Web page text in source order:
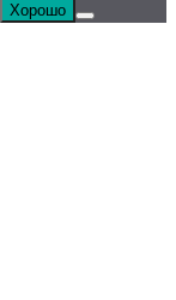
Хорошо